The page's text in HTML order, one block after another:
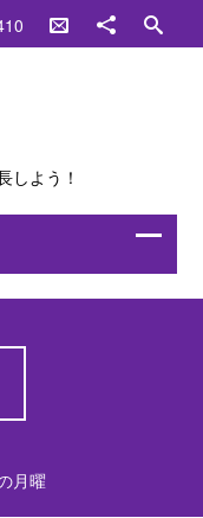
しよう！
月曜